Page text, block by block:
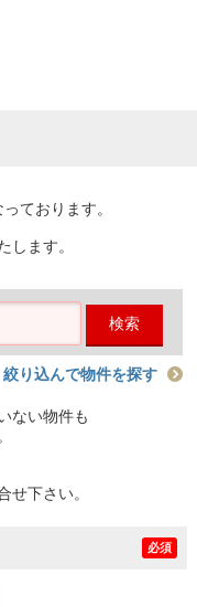
ております。
します。
検索
絞り込んで物件を探す
ない物件も
せ下さい。
必須